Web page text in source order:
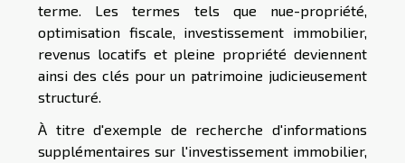
terme. Les termes tels que nue-propriété,
optimisation fiscale, investissement immobilier,
revenus locatifs et pleine propriété deviennent
ainsi des clés pour un patrimoine judicieusement
structuré.
À titre d'exemple de recherche d'informations
supplémentaires sur l'investissement immobilier,